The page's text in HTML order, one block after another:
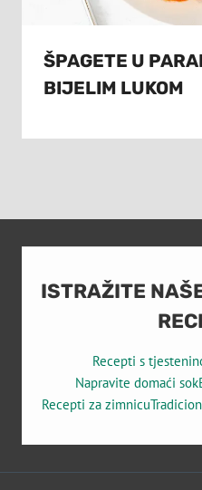
ŠPAGETE U
BIJELIM LUKOM
ISTRAŽITE
Recepti s
Napravite domaći sok
Recepti za zimnicu